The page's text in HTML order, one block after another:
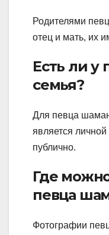
Родителями
отец и мать, их
Есть ли у
семья?
Для певца
является
публично.
Где
певца
Фотографии